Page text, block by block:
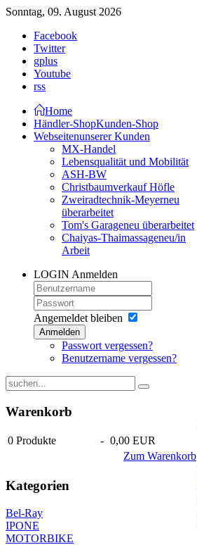
Sonntag, 09. August 2026
Facebook
Twitter
gplus
Youtube
rss
Home
Händler-ShopKunden-Shop
Webseitenunserer Kunden
MX-Handel
Lebensqualität und Mobilität
ASH-BW
Christbaumverkauf Höfle
Zweiradtechnik-Meyerneu
überarbeitet
Tom's Garageneu überarbeitet
Chaiyas-Thaimassageneu/in
Arbeit
LOGIN Anmelden
Angemeldet bleiben
Anmelden
Passwort vergessen?
Benutzername vergessen?
Warenkorb
0 Produkte - 0,00 EUR
Zum Warenkorb
Kategorien
Bel-Ray
IPONE
MOTORBIKE